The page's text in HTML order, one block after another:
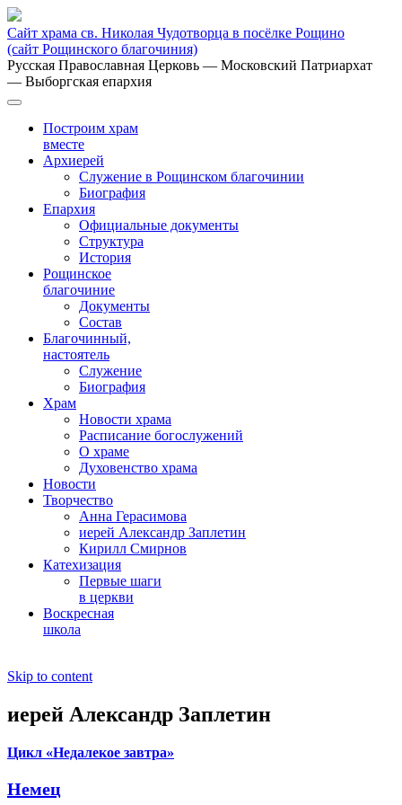
Сайт храма св. Николая Чудотворца в посёлке Рощино
(сайт Рощинского благочиния)
Русская Православная Церковь — Московский Патриархат
— Выборгская епархия
Построим храм
вместе
Архиерей
Служение в Рощинском благочинии
Биография
Епархия
Официальные документы
Структура
История
Рощинское
благочиние
Документы
Состав
Благочинный,
настоятель
Служение
Биография
Храм
Новости храма
Расписание богослужений
О храме
Духовенство храма
Новости
Творчество
Анна Герасимова
иерей Александр Заплетин
Кирилл Смирнов
Катехизация
Первые шаги
в церкви
Воскресная
школа
Skip to content
иерей Александр Заплетин
Цикл «Недалекое завтра»
Немец